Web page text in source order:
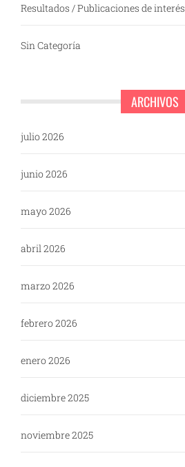
Resultados / Publicaciones de interés
Sin Categoría
ARCHIVOS
julio 2026
junio 2026
mayo 2026
abril 2026
marzo 2026
febrero 2026
enero 2026
diciembre 2025
noviembre 2025